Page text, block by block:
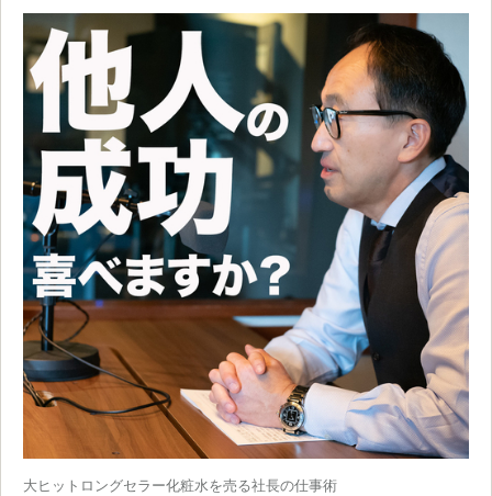
大ヒットロングセラー化粧水を売る社長の仕事術